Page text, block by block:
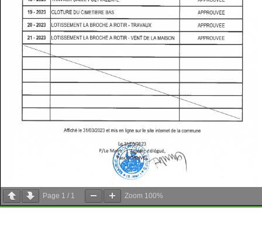
Page 1 / 1 Zoom 100%